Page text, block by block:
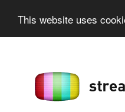
This website uses